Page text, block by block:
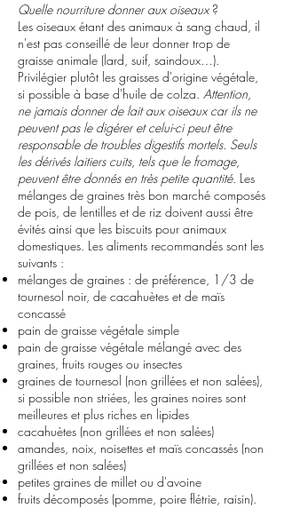
Quelle nourriture donner aux oiseaux?
Les oiseaux étant des animaux à sang chaud, il
n'est pas conseillé de leur donner trop de
graisse animale (lard, suif, saindoux…).
Privilégier plutôt les graisses d'origine végétale,
si possible à base d'huile de colza. Attention,
ne jamais donner de lait aux oiseaux car ils ne
peuvent pas le digérer et celui-ci peut être
responsable de troubles digestifs mortels. Seuls
les dérivés laitiers cuits, tels que le fromage,
peuvent être donnés en très petite quantité. Les
mélanges de graines très bon marché composés
de pois, de lentilles et de riz doivent aussi être
évités ainsi que les biscuits pour animaux
domestiques. Les aliments recommandés sont les
suivants :
mélanges de graines : de préférence, 1/3 de
tournesol noir, de cacahuètes et de maïs
concassé
pain de graisse végétale simple
pain de graisse végétale mélangé avec des
graines, fruits rouges ou insectes
graines de tournesol (non grillées et non salées),
si possible non striées, les graines noires sont
meilleures et plus riches en lipides
cacahuètes (non grillées et non salées)
amandes, noix, noisettes et maïs concassés (non
grillées et non salées)
petites graines de millet ou d'avoine
fruits décomposés (pomme, poire flétrie, raisin).